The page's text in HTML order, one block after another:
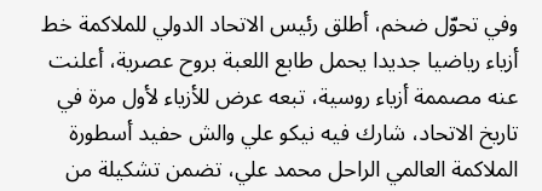
وفي تحوّل ضخم، أطلق رئيس الاتحاد الدولي للملاكمة خط
أزياء رياضيا جديدا يحمل طابع اللعبة بروح عصرية، أعلنت
عنه مصممة أزياء روسية، تبعه عرض للأزياء لأول مرة في
تاريخ الاتحاد، شارك فيه نيكو علي والش حفيد أسطورة
الملاكمة العالمي الراحل محمد علي، تضمن تشكيلة من